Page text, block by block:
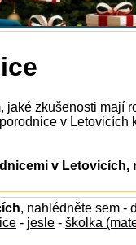
jaké zkušenosti mají
v
v Letovicích,
, nahlédněte sem -
- jesle - školka